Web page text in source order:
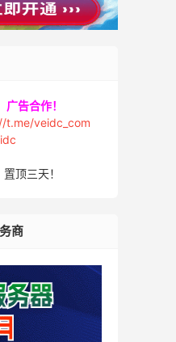
告合作！
t.me/veidc_com
顶三天！
商